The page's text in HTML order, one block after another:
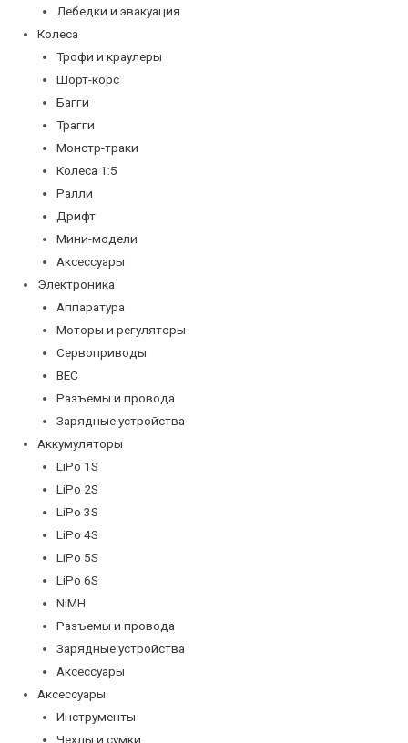
Лебедки и эвакуация
Колеса
Трофи и краулеры
Шорт-корс
Багги
Трагги
Монстр-траки
Колеса 1:5
Ралли
Дрифт
Мини-модели
Аксессуары
Электроника
Аппаратура
Моторы и регуляторы
Сервоприводы
BEC
Разъемы и провода
Зарядные устройства
Аккумуляторы
LiPo 1S
LiPo 2S
LiPo 3S
LiPo 4S
LiPo 5S
LiPo 6S
NiMH
Разъемы и провода
Зарядные устройства
Аксессуары
Аксессуары
Инструменты
Чехлы и сумки